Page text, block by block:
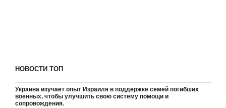
НОВОСТИ ТОП
Украина изучает опыт Израиля в поддержке семей погибших
военных, чтобы улучшить свою систему помощи и
сопровождения.